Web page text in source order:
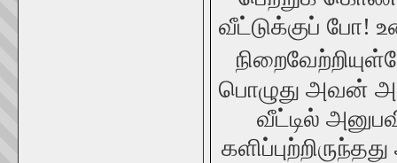
வீட்டுக்குப் போ!
பொழுது அவன்
வீட்டில்